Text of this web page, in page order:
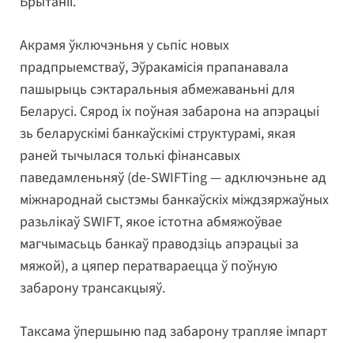
Акрамя ўключэньня у сьпіс новых
прадпрыемстваў, Эўракамісія прапанавала
пашырыць сэктаральныя абмежаваньні для
Беларусі. Сярод іх поўная забарона на апэрацыі
зь беларускімі банкаўскімі структурамі, якая
раней тычылася толькі фінансавых
паведамленьняў (de-SWIFTing — адключэньне ад
міжнароднай сыстэмы банкаўскіх міждзяржаўных
разьлікаў SWIFT, якое істотна абмяжоўвае
магчымасьць банкаў праводзіць апэрацыі за
мяжой), а цяпер ператвараецца ў поўную
забарону трансакцыяў.
Таксама ўпершыню пад забарону трапляе імпарт